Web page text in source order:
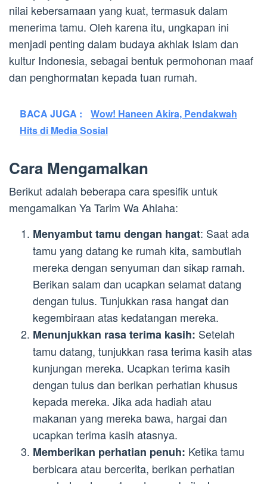
nilai kebersamaan yang kuat, termasuk dalam
menerima tamu. Oleh karena itu, ungkapan ini
menjadi penting dalam budaya akhlak Islam dan
kultur Indonesia, sebagai bentuk permohonan maaf
dan penghormatan kepada tuan rumah.
BACA JUGA :
Wow! Haneen Akira, Pendakwah
Hits di Media Sosial
Cara Mengamalkan
Berikut adalah beberapa cara spesifik untuk
mengamalkan Ya Tarim Wa Ahlaha:
Menyambut tamu dengan hangat: Saat ada
tamu yang datang ke rumah kita, sambutlah
mereka dengan senyuman dan sikap ramah.
Berikan salam dan ucapkan selamat datang
dengan tulus. Tunjukkan rasa hangat dan
kegembiraan atas kedatangan mereka.
Menunjukkan rasa terima kasih: Setelah
tamu datang, tunjukkan rasa terima kasih atas
kunjungan mereka. Ucapkan terima kasih
dengan tulus dan berikan perhatian khusus
kepada mereka. Jika ada hadiah atau
makanan yang mereka bawa, hargai dan
ucapkan terima kasih atasnya.
Memberikan perhatian penuh: Ketika tamu
berbicara atau bercerita, berikan perhatian